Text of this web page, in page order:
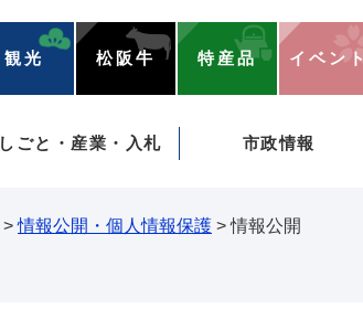
観光 松阪牛 特産品 イベント
しごと・産業・入札 市政情報
>情報公開・個人情報保護 >情報公開